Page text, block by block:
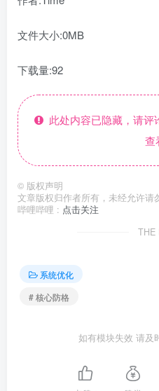
文件大小:0MB
下载量:92
此处内容已隐藏，请评
查
© 版权声明
文章版权归作者所有，未经允许请
哔哩哔哩 : 点击关注
THE
系统优化
# 核心防格
如有模块失效 请及